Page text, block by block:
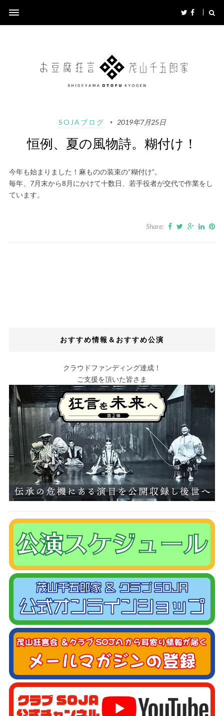
SOJAブログ 2019年7月25日
恒例、夏の風物詩。糊付け！
今年も始まりました！麻ものの装束の“糊付け”。
毎年、7月末から8月にかけて十数日、若手役者が交代で作業をし
ています。
Share:
おすすめ情報＆おすすめ公演
クラウドファンディング達成！
ご支援を頂いた皆さま